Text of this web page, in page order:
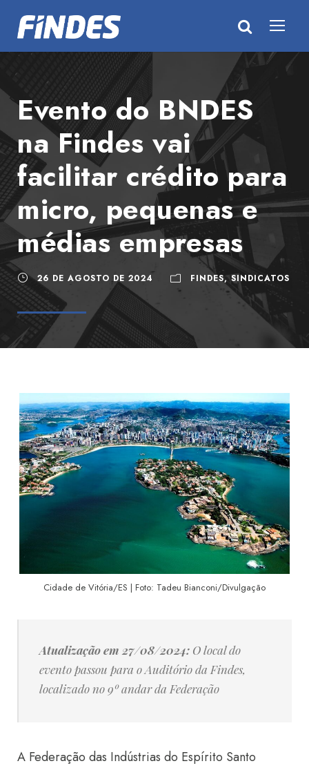
Evento do BNDES
na Findes vai
facilitar crédito para
micro, pequenas e
médias empresas
26 DE AGOSTO DE 2024 FINDES, SINDICATOS
Cidade de Vitória/ES | Foto: Tadeu Bianconi/Divulgação
Atualização em 27/08/2024: O local do
evento passou para o Auditório da Findes,
localizado no 9º andar da Federação
A Federação das Indústrias do Espírito Santo